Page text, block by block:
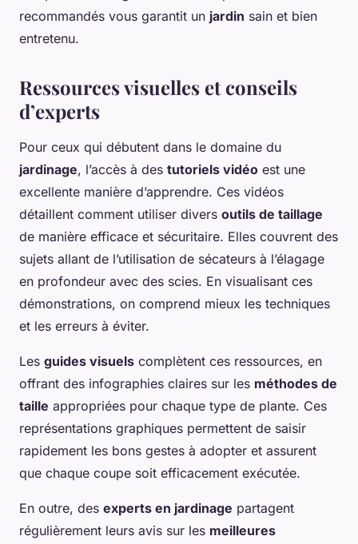
recommandés vous garantit un jardin sain et bien
entretenu.
Ressources visuelles et conseils
d’experts
Pour ceux qui débutent dans le domaine du
jardinage, l’accès à des tutoriels vidéo est une
excellente manière d’apprendre. Ces vidéos
détaillent comment utiliser divers outils de taillage
de manière efficace et sécuritaire. Elles couvrent des
sujets allant de l’utilisation de sécateurs à l’élagage
en profondeur avec des scies. En visualisant ces
démonstrations, on comprend mieux les techniques
et les erreurs à éviter.
Les guides visuels complètent ces ressources, en
offrant des infographies claires sur les méthodes de
taille appropriées pour chaque type de plante. Ces
représentations graphiques permettent de saisir
rapidement les bons gestes à adopter et assurent
que chaque coupe soit efficacement exécutée.
En outre, des experts en jardinage partagent
régulièrement leurs avis sur les meilleures